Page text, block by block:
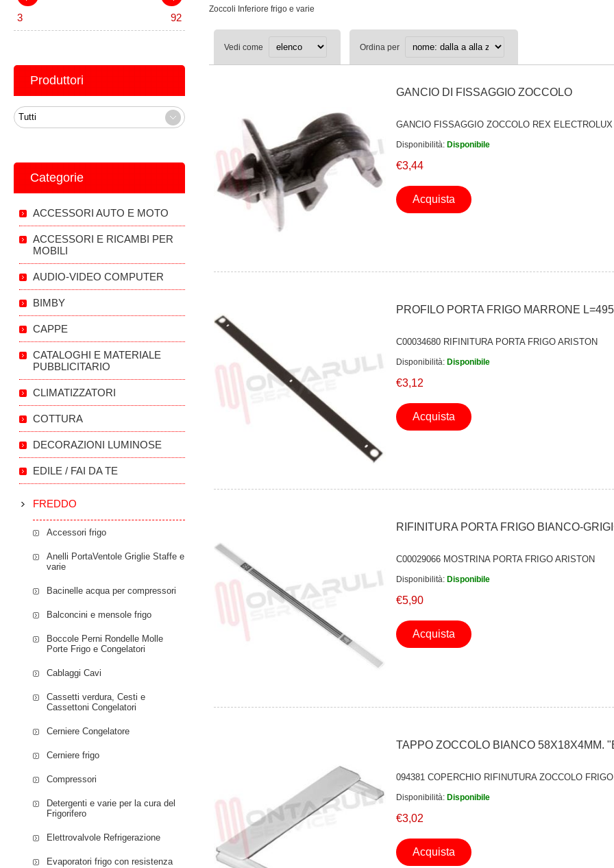
Zoccoli Inferiore frigo e varie
Vedi come Ordina per
GANCIO DI FISSAGGIO ZOCCOLO
GANCIO FISSAGGIO ZOCCOLO REX ELECTROLUX
Disponibilità: Disponibile
€3,44
Acquista
PROFILO PORTA FRIGO MARRONE
C00034680 RIFINITURA PORTA FRIGO ARISTON
Disponibilità: Disponibile
€3,12
Acquista
RIFINITURA PORTA FRIGO BIANCO-
C00029066 MOSTRINA PORTA FRIGO ARISTON
Disponibilità: Disponibile
€5,90
Acquista
TAPPO ZOCCOLO BIANCO 58X18X4MM.
094381 COPERCHIO RIFINUTURA ZOCCOLO FRIGO
Disponibilità: Disponibile
€3,02
Acquista
3 92
Produttori
Categorie
ACCESSORI AUTO E MOTO
ACCESSORI E RICAMBI PER
MOBILI
AUDIO-VIDEO COMPUTER
BIMBY
CAPPE
CATALOGHI E MATERIALE
PUBBLICITARIO
CLIMATIZZATORI
COTTURA
DECORAZIONI LUMINOSE
EDILE / FAI DA TE
FREDDO
Accessori frigo
Anelli PortaVentole Griglie Staffe e
varie
Bacinelle acqua per compressori
Balconcini e mensole frigo
Boccole Perni Rondelle Molle
Porte Frigo e Congelatori
Cablaggi Cavi
Cassetti verdura, Cesti e
Cassettoni Congelatori
Cerniere Congelatore
Cerniere frigo
Compressori
Detergenti e varie per la cura del
Frigorifero
Elettrovalvole Refrigerazione
Evaporatori frigo con resistenza